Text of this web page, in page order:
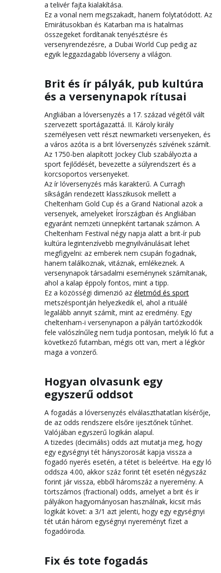
a telivér fajta kialakítása.
Ez a vonal nem megszakadt, hanem folytatódott. Az
Emirátusokban és Katarban ma is hatalmas
összegeket fordítanak tenyésztésre és
versenyrendezésre, a Dubai World Cup pedig az
egyik leggazdagabb lóverseny a világon.
Brit és ír pályák, pub kultúra
és a versenynapok rítusai
Angliában a lóversenyzés a 17. század végétől vált
szervezett sportágazattá. II. Károly király
személyesen vett részt newmarketi versenyeken, és
a város azóta is a brit lóversenyzés szívének számít.
Az 1750-ben alapított Jockey Club szabályozta a
sport fejlődését, bevezette a súlyrendszert és a
korcsoportos versenyeket.
Az ír lóversenyzés más karakterű. A Curragh
síkságán rendezett klasszikusok mellett a
Cheltenham Gold Cup és a Grand National azok a
versenyek, amelyeket Írországban és Angliában
egyaránt nemzeti ünnepként tartanak számon. A
Cheltenham Festival négy napja alatt a brit-ír pub
kultúra legintenzívebb megnyilvánulásait lehet
megfigyelni: az emberek nem csupán fogadnak,
hanem találkoznak, vitáznak, emlékeznek. A
versenynapok társadalmi eseménynek számítanak,
ahol a kalap éppoly fontos, mint a tipp.
Ez a közösségi dimenzió az életmód és sport
metszéspontján helyezkedik el, ahol a rituálé
legalább annyit számít, mint az eredmény. Egy
cheltenham-i versenynapon a pályán tartózkodók
fele valószínűleg nem tudja pontosan, melyik ló fut a
következő futamban, mégis ott van, mert a légkör
maga a vonzerő.
Hogyan olvasunk egy
egyszerű oddsot
A fogadás a lóversenyzés elválaszthatatlan kísérője,
de az odds rendszere elsőre ijesztőnek tűnhet.
Valójában egyszerű logikán alapul.
A tizedes (decimális) odds azt mutatja meg, hogy
egy egységnyi tét hányszorosát kapja vissza a
fogadó nyerés esetén, a tétet is beleértve. Ha egy ló
oddsza 4.00, akkor száz forint tét esetén négyszáz
forint jár vissza, ebből háromszáz a nyeremény. A
törtszámos (fractional) odds, amelyet a brit és ír
pályákon hagyományosan használnak, kicsit más
logikát követ: a 3/1 azt jelenti, hogy egy egységnyi
tét után három egységnyi nyereményt fizet a
fogadóiroda.
Fix és tote fogadás